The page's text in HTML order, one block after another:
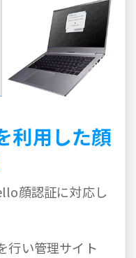
用した顔
顔認証に対応し
行い管理サイト